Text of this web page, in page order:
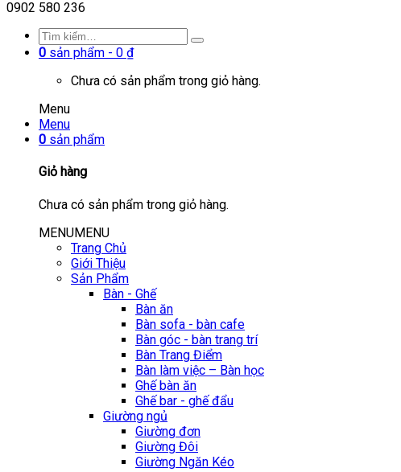
0902 580 236
0 sản phẩm - 0 ₫
Chưa có sản phẩm trong giỏ hàng.
Menu
Menu
0 sản phẩm
Giỏ hàng
Chưa có sản phẩm trong giỏ hàng.
MENUMENU
Trang Chủ
Giới Thiệu
Sản Phẩm
Bàn - Ghế
Bàn ăn
Bàn sofa - bàn cafe
Bàn góc - bàn trang trí
Bàn Trang Điểm
Bàn làm việc – Bàn học
Ghế bàn ăn
Ghế bar - ghế đẩu
Giường ngủ
Giường đơn
Giường Đôi
Giường Ngăn Kéo